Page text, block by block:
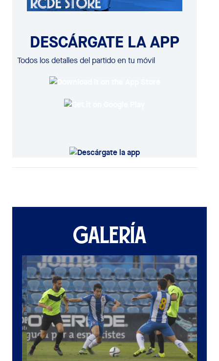
DESCÁRGATE LA APP
Todos los detalles del partido en tu móvil
GALERÍA